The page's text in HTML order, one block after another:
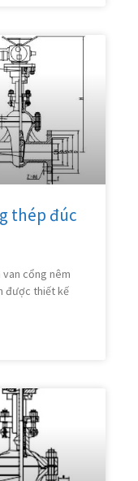
thép đúc
cổng nêm
được thiết kế